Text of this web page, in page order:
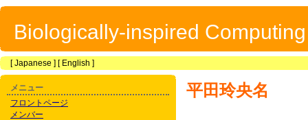
Biologically-inspired
[Japanese ] [ English ]
平田玲央名
メニュー
フロントページ
メンバー